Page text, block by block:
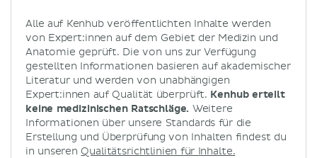
Alle auf Kenhub veröffentlichten Inhalte werden
von Expert:innen auf dem Gebiet der Medizin und
Anatomie geprüft. Die von uns zur Verfügung
gestellten Informationen basieren auf akademischer
Literatur und werden von unabhängigen
Expert:innen auf Qualität überprüft. Kenhub erteilt
keine medizinischen Ratschläge. Weitere
Informationen über unsere Standards für die
Erstellung und Überprüfung von Inhalten findest du
in unseren Qualitätsrichtlinien für Inhalte.